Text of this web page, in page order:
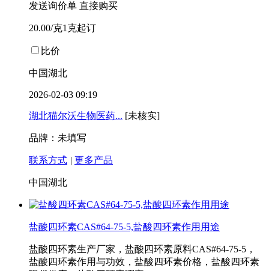
发送询价单 直接购买
20.00/克1克起订
比价
中国湖北
2026-02-03 09:19
湖北猫尔沃生物医药... [未核实]
品牌：未填写
联系方式 | 更多产品
中国湖北
盐酸四环素CAS#64-75-5,盐酸四环素作用用途
盐酸四环素生产厂家，盐酸四环素原料CAS#64-75-5，
盐酸四环素作用与功效，盐酸四环素价格，盐酸四环素